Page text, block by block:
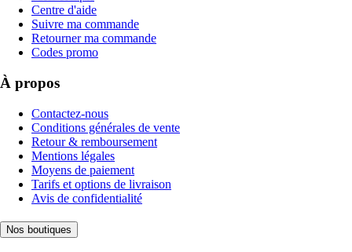
Centre d'aide
Suivre ma commande
Retourner ma commande
Codes promo
À propos
Contactez-nous
Conditions générales de vente
Retour & remboursement
Mentions légales
Moyens de paiement
Tarifs et options de livraison
Avis de confidentialité
Nos boutiques